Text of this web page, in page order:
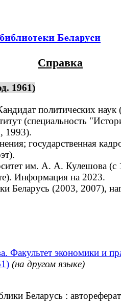
Справка
1961)
политических
(специальность
1993).
государственная
им. А. А. Кулешова (с
Информация на 2023.
Беларусь (2003, 2007),
Факультет экономики и
(на другом языке)
Беларусь :